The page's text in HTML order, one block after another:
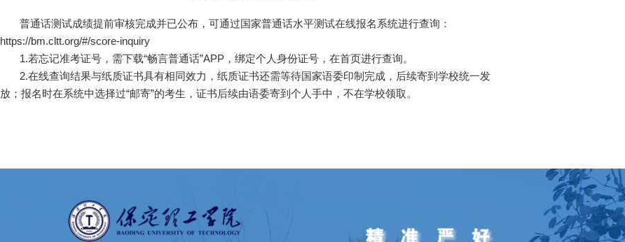
普通话测试成绩提前审核完成并已公布，可通过国家普通话水平测试在线报名系统进行查询：
https://bm.cltt.org/#/score-inquiry
1.若忘记准考证号，需下载“畅言普通话”APP，绑定个人身份证号，在首页进行查询。
2.在线查询结果与纸质证书具有相同效力，纸质证书还需等待国家语委印制完成，后续寄到学校统一发
放；报名时在系统中选择过“邮寄”的考生，证书后续由语委寄到个人手中，不在学校领取。